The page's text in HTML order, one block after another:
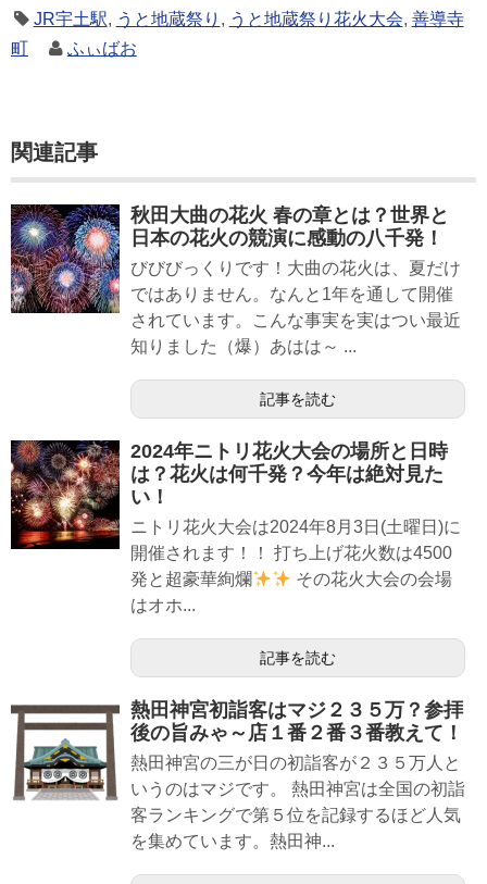
JR宇土駅, うと地蔵祭り , うと地蔵祭り花火大会, 善導寺
町
ふぃばお
関連記事
秋田大曲の花火 春の章とは？世界と
日本の花火の競演に感動の八千発！
びびびっくりです！大曲の花火は、夏だけ
ではありません。なんと1年を通して開催
されています。こんな事実を実はつい最近
知りました（爆）あはは～ ...
記事を読む
2024年ニトリ花火大会の場所と日時
は？花火は何千発？今年は絶対見た
い！
ニトリ花火大会は2024年8月3日(土曜日)に
開催されます！！ 打ち上げ花火数は4500
発と超豪華絢爛
その花火大会の会場
はオホ...
記事を読む
熱田神宮初詣客はマジ２３５万？参拝
後の旨みゃ～店１番２番３番教えて！
熱田神宮の三が日の初詣客が２３５万人と
いうのはマジです。 熱田神宮は全国の初詣
客ランキングで第５位を記録するほど人気
を集めています。熱田神...